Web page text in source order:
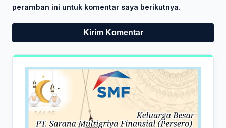
peramban ini untuk komentar saya berikutnya.